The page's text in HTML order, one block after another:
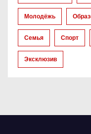
п
и
с
я
Молодёжь
Семья Спорт
Эксклюзив